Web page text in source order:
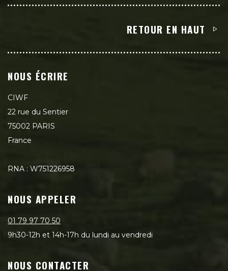
RETOUR EN HAUT
NOUS ÉCRIRE
CIWF
22 rue du Sentier
75002 PARIS
France
RNA : W751226958
NOUS APPELER
01 79 97 70 50
9h30-12h et 14h-17h du lundi au vendredi
NOUS CONTACTER